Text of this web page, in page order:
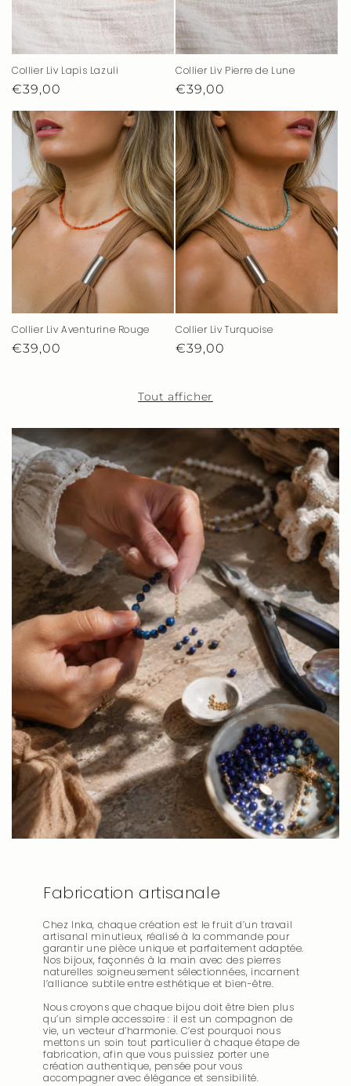
Collier Liv Lapis Lazuli
Prix
habituel
€39,00
Collier Liv Pierre de Lune
Prix
habituel
€39,00
Collier Liv Aventurine Rouge
Prix
€39,00
Collier Liv Turquoise
Prix
€39,00
Tout afficher
Fabrication artisanale
Chez Inka, chaque création est le fruit d’un travail
artisanal minutieux, réalisé à la commande pour
garantir une pièce unique et parfaitement adaptée.
Nos bijoux, façonnés à la main avec des pierres
naturelles soigneusement sélectionnées, incarnent
l’alliance subtile entre esthétique et bien-être.
Nous croyons que chaque bijou doit être bien plus
qu’un simple accessoire : il est un compagnon de
vie, un vecteur d’harmonie. C’est pourquoi nous
mettons un soin tout particulier à chaque étape de
fabrication, afin que vous puissiez porter une
création authentique, pensée pour vous
accompagner avec élégance et sensibilité.